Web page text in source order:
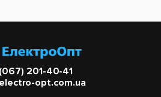
201-40-41
opt.com.ua